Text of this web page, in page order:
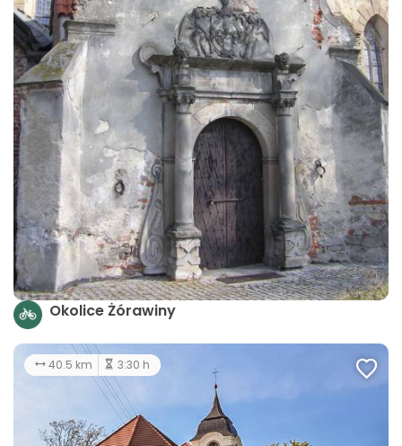
Okolice Żórawiny
40.5 km 3:30 h